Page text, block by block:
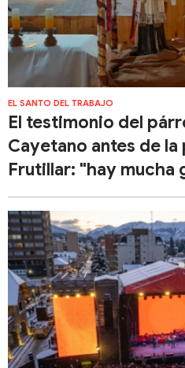
EL SANTO DEL TRABAJO
El testimonio del
Cayetano antes de la
Frutillar: "hay mucha